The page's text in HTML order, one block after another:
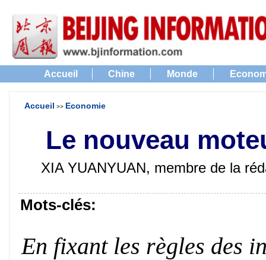
Accueil Chine Monde
Accueil >> Economie
Le nouveau
XIA YUANYUAN, membre de la
Mots-clés:
En fixant les règles des